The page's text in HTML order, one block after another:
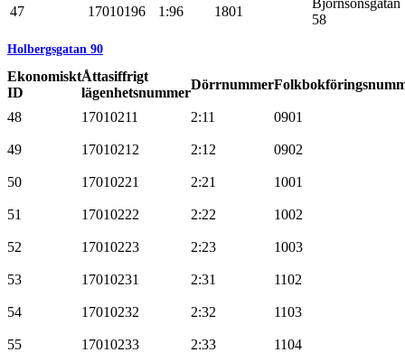
47 17010196 1:96 1801
Björnsonsgatan
58
Holbergsgatan 90
Ekonomiskt
ID
Åttasiffrigt
lägenhetsnummer
Dörrnummer
48 17010211 2:11 0901
49 17010212 2:12 0902
50 17010221 2:21 1001
51 17010222 2:22 1002
52 17010223 2:23 1003
53 17010231 2:31 1102
54 17010232 2:32 1103
55 17010233 2:33 1104